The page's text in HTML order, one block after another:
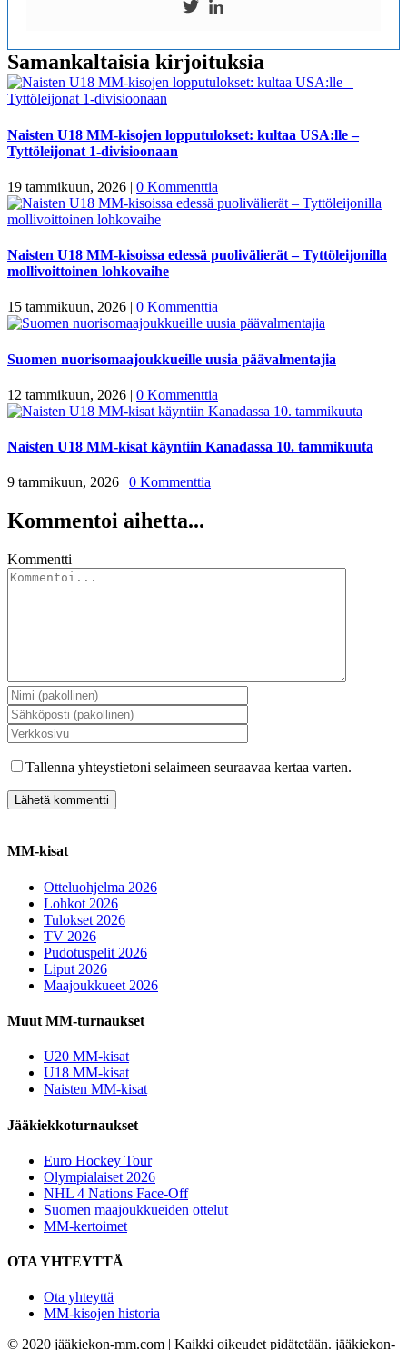
Samankaltaisia kirjoituksia
Naisten U18 MM-kisojen lopputulokset: kultaa USA:lle –
Tyttöleijonat 1-divisioonaan
19 tammikuun, 2026 | 0 Kommenttia
Naisten U18 MM-kisoissa edessä puolivälierät – Tyttöleijonilla
mollivoittoinen lohkovaihe
15 tammikuun, 2026 | 0 Kommenttia
Suomen nuorisomaajoukkueille uusia päävalmentajia
12 tammikuun, 2026 | 0 Kommenttia
Naisten U18 MM-kisat käyntiin Kanadassa 10. tammikuuta
9 tammikuun, 2026 | 0 Kommenttia
Kommentoi aihetta...
Kommentti
Tallenna yhteystietoni selaimeen seuraavaa kertaa varten.
MM-kisat
Otteluohjelma 2026
Lohkot 2026
Tulokset 2026
TV 2026
Pudotuspelit 2026
Liput 2026
Maajoukkueet 2026
Muut MM-turnaukset
U20 MM-kisat
U18 MM-kisat
Naisten MM-kisat
Jääkiekkoturnaukset
Euro Hockey Tour
Olympialaiset 2026
NHL 4 Nations Face-Off
Suomen maajoukkueiden ottelut
MM-kertoimet
OTA YHTEYTTÄ
Ota yhteyttä
MM-kisojen historia
© 2020 jääkiekon-mm.com | Kaikki oikeudet pidätetään. jääkiekon-